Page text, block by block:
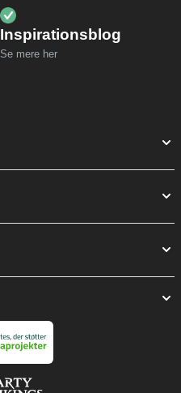
Inspirationsblog
Se mere her